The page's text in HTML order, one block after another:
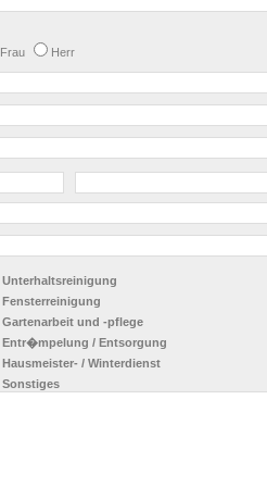
Frau Herr
Unterhaltsreinigung
Fensterreinigung
Gartenarbeit und -pflege
Entr�mpelung / Entsorgung
Hausmeister- / Winterdienst
Sonstiges